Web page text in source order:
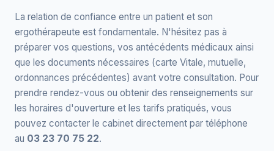
La relation de confiance entre un patient et son
ergothérapeute est fondamentale. N'hésitez pas à
préparer vos questions, vos antécédents médicaux ainsi
que les documents nécessaires (carte Vitale, mutuelle,
ordonnances précédentes) avant votre consultation. Pour
prendre rendez-vous ou obtenir des renseignements sur
les horaires d'ouverture et les tarifs pratiqués, vous
pouvez contacter le cabinet directement par téléphone
au 03 23 70 75 22.